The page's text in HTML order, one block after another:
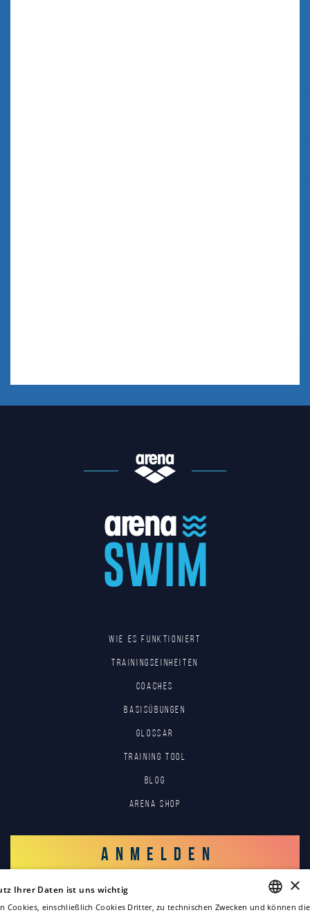
Wie es funktioniert
Trainingseinheiten
Coaches
Basisübungen
Glossar
Training tool
Blog
Arena Shop
ANMELDEN
EINLOGGEN
×
Ihrer Daten ist uns wichtig
Cookies, einschließlich Cookies Dritter, zu technischen Zwecken und können